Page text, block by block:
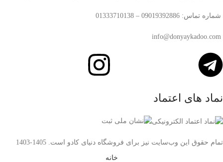
شماره تماس: 09019392886 – 01333710138
نماد های اعتماد
تمام حقوق اين وب‌سايت نیز برای فروشگاه دنیای کادو است. 1405-1403
خانه